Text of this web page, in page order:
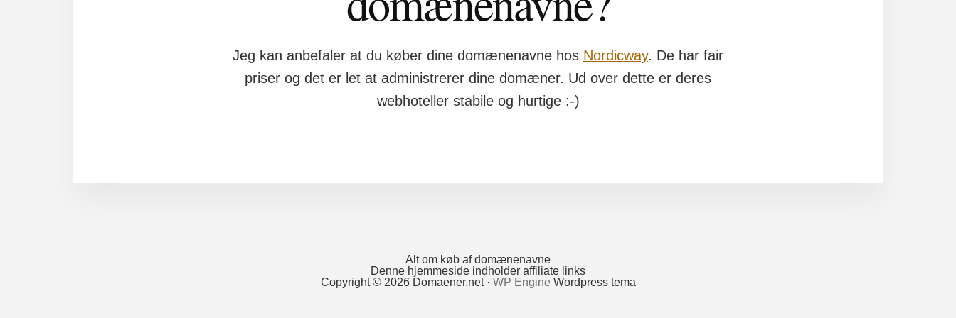
Jeg kan anbefaler at du køber dine domænenavne hos Nordicway. De har fair
priser og det er let at administrerer dine domæner. Ud over dette er deres
webhoteller stabile og hurtige :-)
Alt om køb af domænenavne
Denne hjemmeside indholder affiliate links
Copyright © 2026 Domaener.net · WP Engine Wordpress tema